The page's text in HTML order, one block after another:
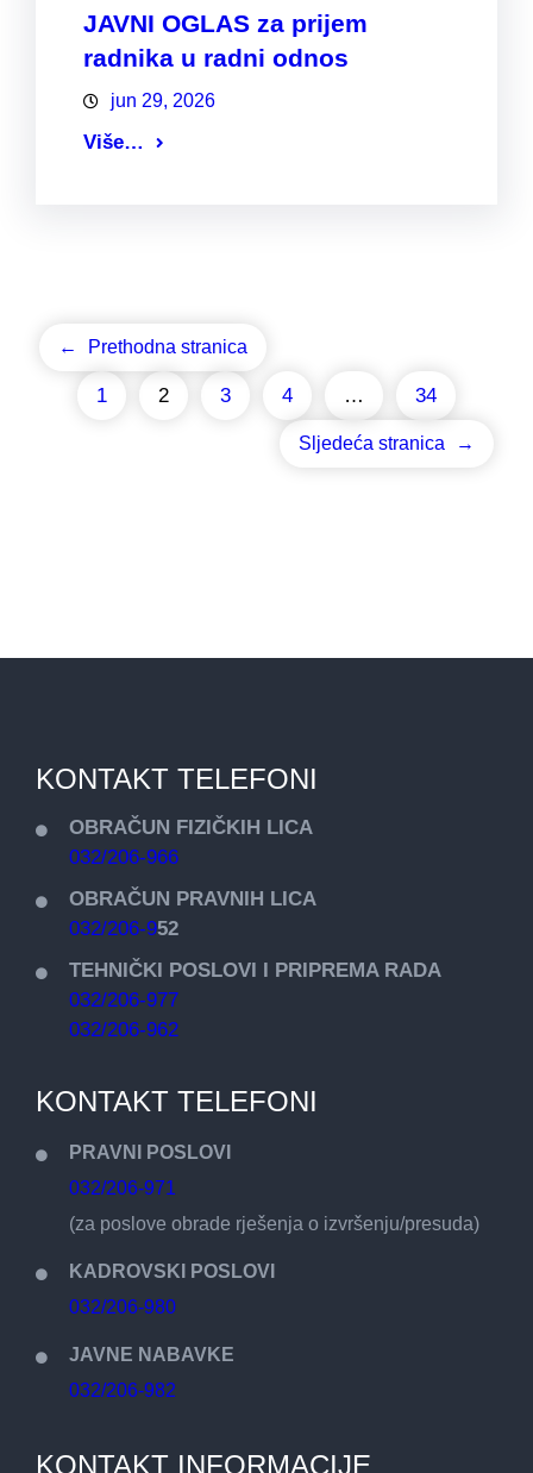
JAVNI OGLAS za prijem
radnika u radni odnos
jun 29, 2026
Više…
← Prethodna stranica
1 2 3 4 … 34
Sljedeća stranica →
KONTAKT TELEFONI
OBRAČUN FIZIČKIH LICA
032/206-966
OBRAČUN PRAVNIH LICA
032/206-952
TEHNIČKI POSLOVI I PRIPREMA RADA
032/206-977
032/206-962
KONTAKT TELEFONI
PRAVNI POSLOVI
032/206-971
(za poslove obrade rješenja o izvršenju/presuda)
KADROVSKI POSLOVI
032/206-980
JAVNE NABAVKE
032/206-982
KONTAKT INFORMACIJE